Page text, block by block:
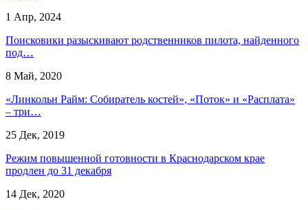
1 Апр, 2024
Поисковики разыскивают родственников пилота, найденного
под…
8 Май, 2020
«Линкольн Райм: Собиратель костей», «Поток» и «Расплата»
– три…
25 Дек, 2019
Режим повышенной готовности в Краснодарском крае
продлен до 31 декабря
14 Дек, 2020